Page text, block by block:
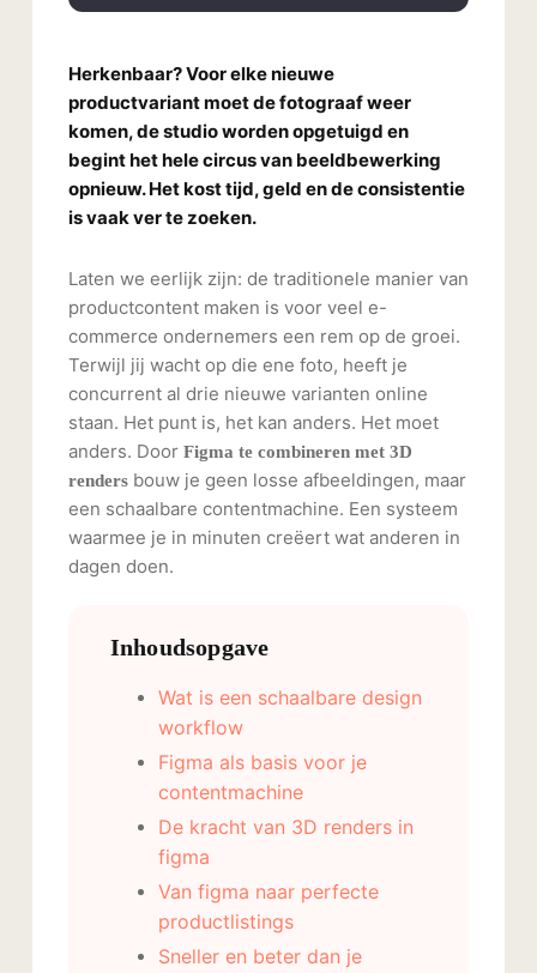
Herkenbaar? Voor elke nieuwe
productvariant moet de fotograaf weer
komen, de studio worden opgetuigd en
begint het hele circus van beeldbewerking
opnieuw. Het kost tijd, geld en de consistentie
is vaak ver te zoeken.
Laten we eerlijk zijn: de traditionele manier van
productcontent maken is voor veel e-
commerce ondernemers een rem op de groei.
Terwijl jij wacht op die ene foto, heeft je
concurrent al drie nieuwe varianten online
staan. Het punt is, het kan anders. Het moet
anders. Door Figma te combineren met 3D
rendersbouw je geen losse afbeeldingen, maar
een schaalbare contentmachine. Een systeem
waarmee je in minuten creëert wat anderen in
dagen doen.
Inhoudsopgave
Wat is een schaalbare design
workflow
Figma als basis voor je
contentmachine
De kracht van 3D renders in
figma
Van figma naar perfecte
productlistings
Sneller en beter dan je